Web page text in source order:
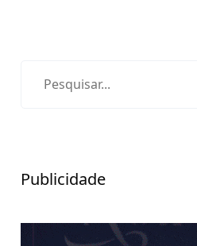
Publicidade